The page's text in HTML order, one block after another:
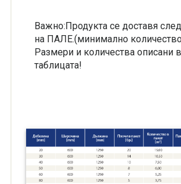
Важно:Продукта се доставя
на ПАЛЕ.(минимално
Размери и количества описани в
таблицата!